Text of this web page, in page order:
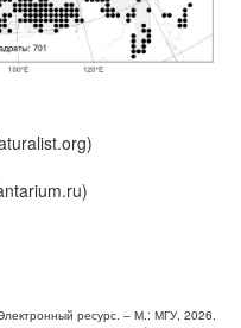
ресурс. – М.: МГУ, 2026.